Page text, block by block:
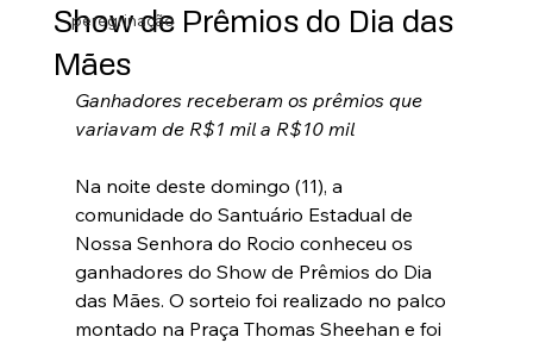
peregrinação
Show de Prêmios do Dia das
Mães
Ganhadores receberam os prêmios que
variavam de R$1 mil a R$10 mil
Na noite deste domingo (11), a
comunidade do Santuário Estadual de
Nossa Senhora do Rocio conheceu os
ganhadores do Show de Prêmios do Dia
das Mães. O sorteio foi realizado no palco
montado na Praça Thomas Sheehan e foi